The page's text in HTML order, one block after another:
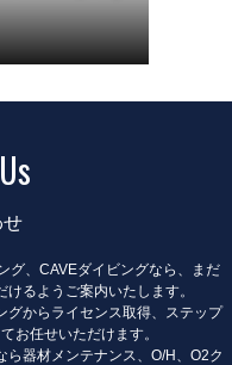
せ
グ、CAVEダイビングなら、まだ
るようご案内いたします。
グからライセンス取得、ステップ
お任せいただけます。
器材メンテナンス、O/H、O2ク